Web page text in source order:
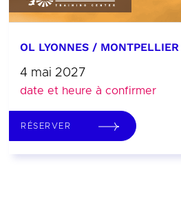
OL LYONNES / MONTPELLIER
4 mai 2027
date et heure à confirmer
RÉSERVER